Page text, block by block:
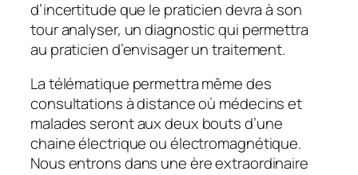
d’incertitude que le praticien devra à son
tour analyser, un diagnostic qui permettra
au praticien d’envisager un traitement.
La télématique permettra même des
consultations à distance où médecins et
malades seront aux deux bouts d’une
chaine électrique ou électromagnétique.
Nous entrons dans une ère extraordinaire